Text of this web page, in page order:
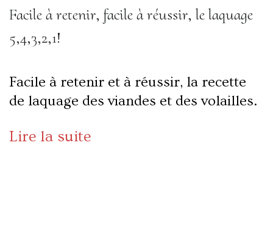
Facile à retenir, facile à réussir, le laquage
5,4,3,2,1!
Facile à retenir et à réussir, la recette
de laquage des viandes et des volailles.
Lire la suite